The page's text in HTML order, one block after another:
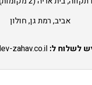
אביב, רמת גן, חולון
לשלוח ל: zahav.co.il